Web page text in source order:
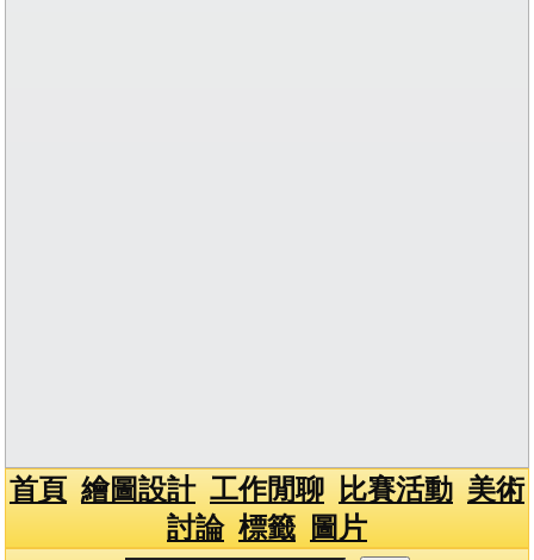
首頁 繪圖設計 工作閒聊 比賽活動 美術
討論 標籤 圖片